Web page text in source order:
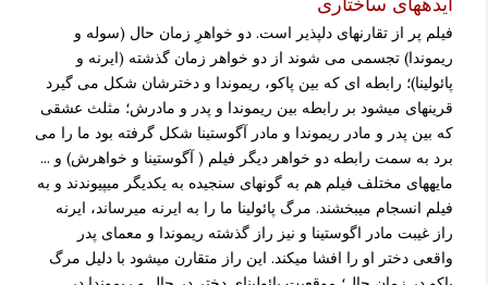
فیلم پر از تقارنهای دلپذیر است. دو خواهرِ زمان حال (سوله و
ریموندا) تجسمی می شوند از دو خواهر زمان گذشته (ایرنه و
پائولینا)؛ رابطه ای که بین پاکو، ریموندا و دخترشان شکل می گیرد
قرینه­ای می­شود بر رابطه بین ریموندا و پدر و مادرش؛ مثلث عشقی
که بین پدر و مادر ریموندا و مادر آگوستینا شکل گرفته بود ما را می
برد به سمت رابطه دو خواهر دیگر فیلم ( آگوستینا و خواهرش) و ...
مایه­های مختلف فیلم هم به گونه­ای سنجیده به یکدیگر می­پیوندند و به
فیلم انسجام می­بخشند. مرگ پائولینا ما را به ایرنه می­رساند، ایرنه
راز غیبت مادر اگوستينا و نیز راز گذشته ریموندا و معمای پدر
واقعی دختر او را افشا می­کند. این راز متقارن می­شود با دلیل مرگ